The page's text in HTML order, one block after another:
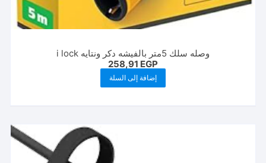
وصله سلك 5متر بالفيشه دكر ونتايه i lock
258,91 EGP
إضافة إلى السلة